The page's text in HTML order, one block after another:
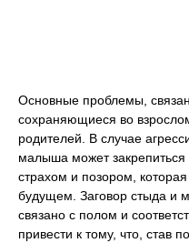
Основные проблемы,
сохраняющиеся во
родителей. В случае
малыша может
страхом и позором,
будущем. Заговор стыда и
связано с полом и
привести к тому, что, став